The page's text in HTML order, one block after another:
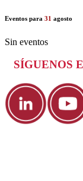
Eventos para 31 agosto
Sin eventos
SÍGUENOS